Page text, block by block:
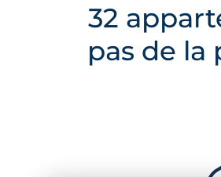
32
pas de